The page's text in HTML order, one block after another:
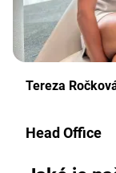
Tereza
Head Office